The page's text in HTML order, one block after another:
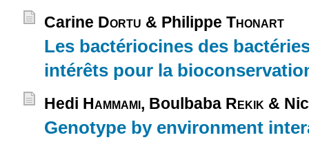
Carine Dortu & Philippe Thonart
Les bactériocines des
intérêts pour la
Hedi Hammami, Boulbaba Rekik &
Genotype by environment